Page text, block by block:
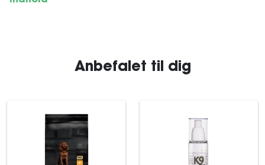
Anbefalet til dig